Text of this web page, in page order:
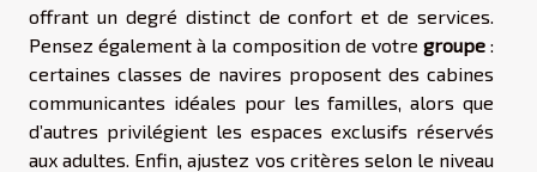
offrant un degré distinct de confort et de services.
Pensez également à la composition de votre groupe:
certaines classes de navires proposent des cabines
communicantes idéales pour les familles, alors que
d’autres privilégient les espaces exclusifs réservés
aux adultes. Enfin, ajustez vos critères selon le niveau